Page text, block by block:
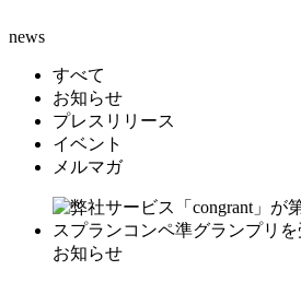
news
すべて
お知らせ
プレスリリース
イベント
メルマガ
お知らせ